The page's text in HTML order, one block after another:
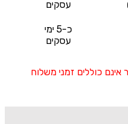
עסקים
כ-5 ימי
עסקים
אינם כוללים זמני משלוח